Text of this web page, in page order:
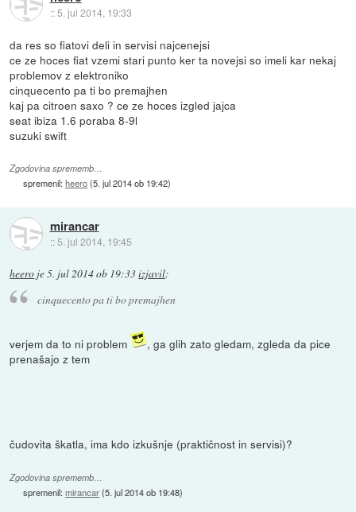
::5. jul 2014, 19:33
da res so fiatovi deli in servisi najcenejsi
ce ze hoces fiat vzemi stari punto ker ta novejsi so imeli kar nekaj
problemov z elektroniko
cinquecento pa ti bo premajhen
kaj pa citroen saxo ? ce ze hoces izgled jajca
seat ibiza 1.6 poraba 8-9l
suzuki swift
Zgodovina sprememb…
spremenil:heero(5. jul 2014 ob 19:42)
mirancar
:: 5. jul 2014, 19:45
heero je5. jul 2014 ob 19:33izjavil:
cinquecento pa ti bo premajhen
verjem da to ni problem
, ga glih zato gledam, zgleda da pice
prenašajo z tem
čudovita škatla, ima kdo izkušnje (praktičnost in servisi)?
Zgodovina sprememb…
spremenil:mirancar(5. jul 2014 ob 19:48)